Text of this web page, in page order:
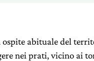
ospite abituale del
nei prati, vicino ai